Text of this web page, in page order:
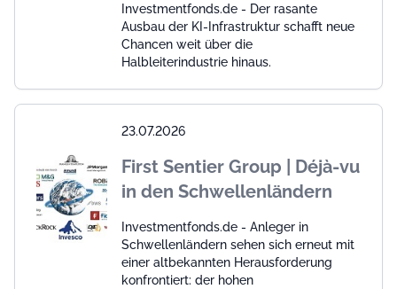
Investmentfonds.de - Der rasante
Ausbau der KI-Infrastruktur schafft neue
Chancen weit über die
Halbleiterindustrie hinaus.
23.07.2026
First Sentier Group | Déjà-vu
in den Schwellenländern
Investmentfonds.de - Anleger in
Schwellenländern sehen sich erneut mit
einer altbekannten Herausforderung
konfrontiert: der hohen